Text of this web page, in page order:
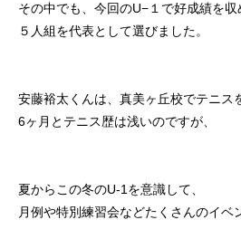
その中でも、今回のU−１で好成績を収
５人組を代表として選びました。
安藤裕太くんは、 真美ヶ丘校でテニス
6ヶ月とテニス歴は浅いのですが、
夏からこの冬のU-1を意識して、
月例や特別練習会などたくさんのイベ